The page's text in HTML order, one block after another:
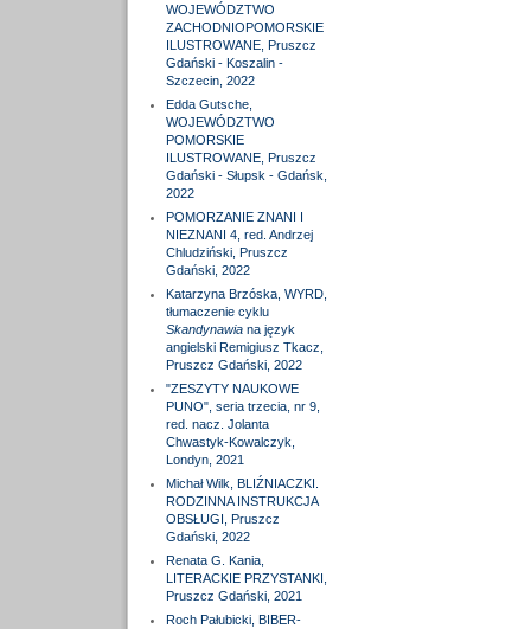
WOJEWÓDZTWO
ZACHODNIOPOMORSKIE
ILUSTROWANE, Pruszcz
Gdański - Koszalin -
Szczecin, 2022
Edda Gutsche,
WOJEWÓDZTWO
POMORSKIE
ILUSTROWANE, Pruszcz
Gdański - Słupsk - Gdańsk,
2022
POMORZANIE ZNANI I
NIEZNANI 4, red. Andrzej
Chludziński, Pruszcz
Gdański, 2022
Katarzyna Brzóska, WYRD,
tłumaczenie cyklu
Skandynawiana język
angielski Remigiusz Tkacz,
Pruszcz Gdański, 2022
"ZESZYTY NAUKOWE
PUNO", seria trzecia, nr 9,
red. nacz. Jolanta
Chwastyk-Kowalczyk,
Londyn, 2021
Michał Wilk, BLIŹNIACZKI.
RODZINNA INSTRUKCJA
OBSŁUGI, Pruszcz
Gdański, 2022
Renata G. Kania,
LITERACKIE PRZYSTANKI,
Pruszcz Gdański, 2021
Roch Pałubicki, BIBER-